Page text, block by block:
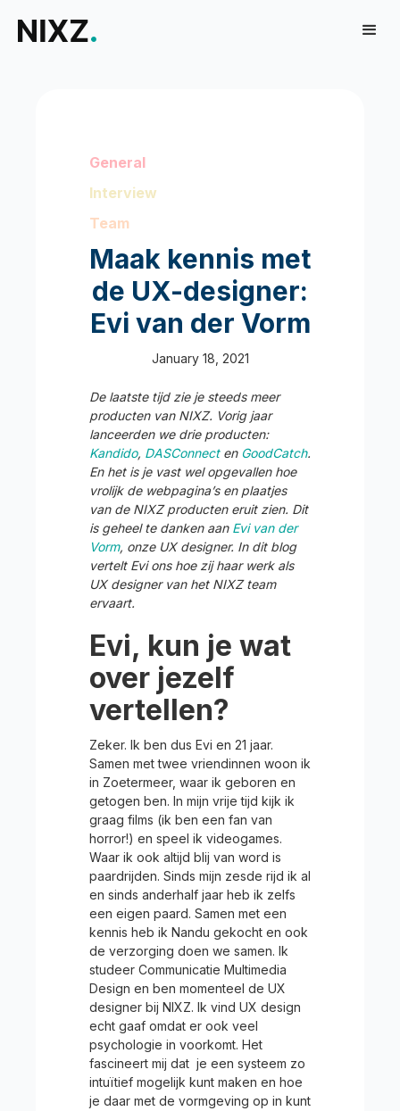
General
Interview
Team
Maak kennis met
de UX-designer:
Evi van der Vorm
January 18, 2021
De laatste tijd zie je steeds meer
producten van NIXZ. Vorig jaar
lanceerden we drie producten:
Kandido, DASConnect en GoodCatch.
En het is je vast wel opgevallen hoe
vrolijk de webpagina’s en plaatjes
van de NIXZ producten eruit zien. Dit
is geheel te danken aan Evi van der
Vorm, onze UX designer. In dit blog
vertelt Evi ons hoe zij haar werk als
UX designer van het NIXZ team
ervaart.
Evi, kun je wat
over jezelf
vertellen?
Zeker. Ik ben dus Evi en 21 jaar.
Samen met twee vriendinnen woon ik
in Zoetermeer, waar ik geboren en
getogen ben. In mijn vrije tijd kijk ik
graag films (ik ben een fan van
horror!) en speel ik videogames.
Waar ik ook altijd blij van word is
paardrijden. Sinds mijn zesde rijd ik al
en sinds anderhalf jaar heb ik zelfs
een eigen paard. Samen met een
kennis heb ik Nandu gekocht en ook
de verzorging doen we samen. Ik
studeer Communicatie Multimedia
Design en ben momenteel de UX
designer bij NIXZ. Ik vind UX design
echt gaaf omdat er ook veel
psychologie in voorkomt. Het
fascineert mij dat je een systeem zo
intuïtief mogelijk kunt maken en hoe
je daar met de vormgeving op in kunt